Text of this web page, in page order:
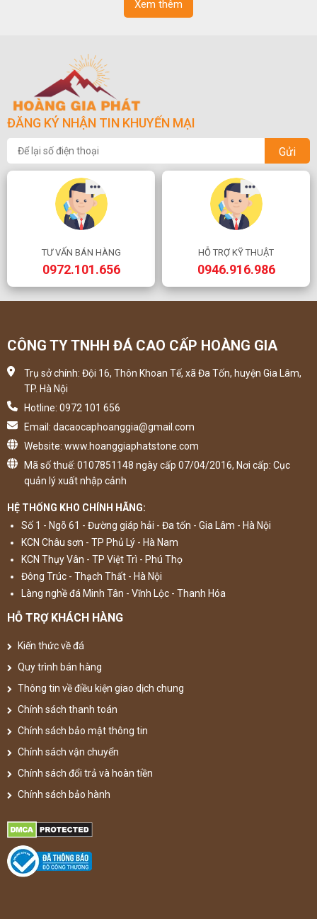
Xem thêm
ĐĂNG KÝ NHẬN TIN KHUYẾN MẠI
Gửi
TƯ VẤN BÁN HÀNG
0972.101.656
HỖ TRỢ KỸ THUẬT
0946.916.986
CÔNG TY TNHH ĐÁ CAO CẤP HOÀNG GIA
Trụ sở chính: Đội 16, Thôn Khoan Tế, xã Đa Tốn, huyện Gia Lâm,
TP. Hà Nội
Hotline: 0972 101 656
Email: dacaocaphoanggia@gmail.com
Website: www.hoanggiaphatstone.com
Mã số thuế: 0107851148 ngày cấp 07/04/2016, Nơi cấp: Cục
quản lý xuất nhập cảnh
HỆ THỐNG KHO CHÍNH HÃNG:
Số 1 - Ngõ 61 - Đường giáp hải - Đa tốn - Gia Lâm - Hà Nội
KCN Châu sơn - TP Phủ Lý - Hà Nam
KCN Thụy Vân - TP Việt Trì - Phú Thọ
Đông Trúc - Thạch Thất - Hà Nội
Làng nghề đá Minh Tân - Vĩnh Lộc - Thanh Hóa
HỖ TRỢ KHÁCH HÀNG
Kiến thức về đá
Quy trình bán hàng
Thông tin về điều kiện giao dịch chung
Chính sách thanh toán
Chính sách bảo mật thông tin
Chính sách vận chuyển
Chính sách đổi trả và hoàn tiền
Chính sách bảo hành